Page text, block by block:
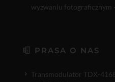
wyzwaniu fotograficznym
PRASA O NAS
Transmodulator TDX-